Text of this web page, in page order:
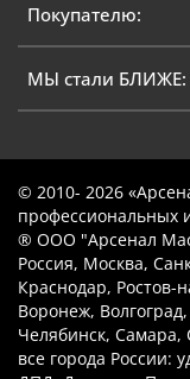
Покупателю:
МЫ стали БЛИЖЕ:
© 2010- 2026
профессиональных
® ООО "Арсенал
Россия, Москва,
Краснодар, Ростов-
Воронеж,
Челябинск, Самара,
все города России: